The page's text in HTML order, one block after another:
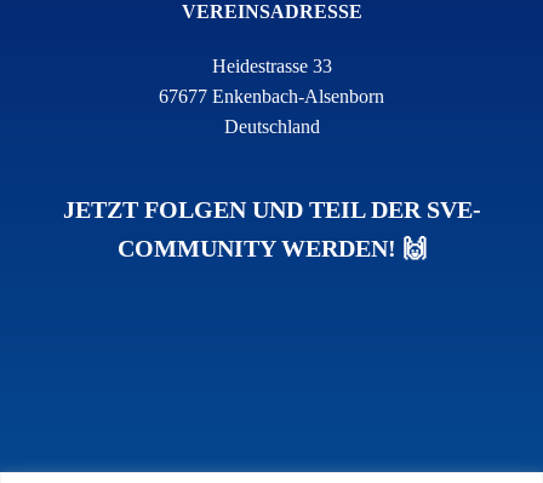
VEREINSADRESSE
Heidestrasse 33
67677 Enkenbach-Alsenborn
Deutschland
JETZT FOLGEN UND TEIL DER SVE-
COMMUNITY WERDEN! 🙌